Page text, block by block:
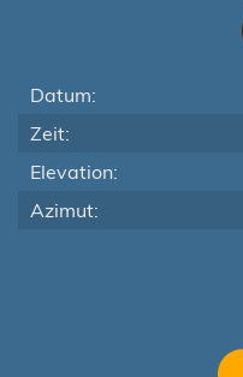
Datum:
Zeit:
Elevation:
Azimut: